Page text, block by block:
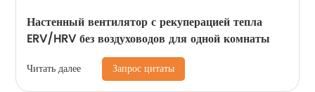
Настенный вентилятор с рекуперацией тепла
ERV/HRV без воздуховодов для одной комнаты
Читать далее Запрос цитаты